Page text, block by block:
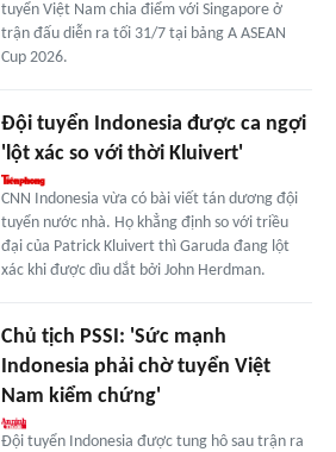
tuyển Việt Nam chia điểm với Singapore ở
trận đấu diễn ra tối 31/7 tại bảng A ASEAN
Cup 2026.
Đội tuyển Indonesia được ca ngợi
'lột xác so với thời Kluivert'
CNN Indonesia vừa có bài viết tán dương đội
tuyển nước nhà. Họ khẳng định so với triều
đại của Patrick Kluivert thì Garuda đang lột
xác khi được dìu dắt bởi John Herdman.
Chủ tịch PSSI: 'Sức mạnh
Indonesia phải chờ tuyển Việt
Nam kiểm chứng'
Đội tuyển Indonesia được tung hô sau trận ra